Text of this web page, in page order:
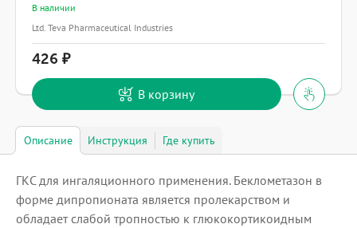
В наличии
Ltd. Teva Pharmaceutical Industries
426
В корзину
Описание Инструкция Где купить
ГКС для ингаляционного применения. Беклометазон в
форме дипропионата является пролекарством и
обладает слабой тропностью к глюкокортикоидным